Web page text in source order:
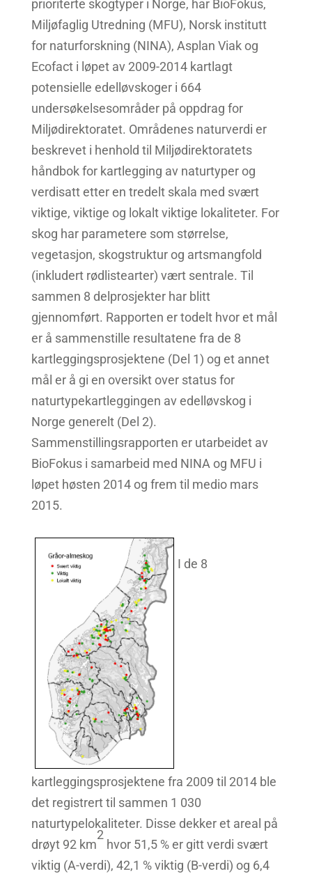
prioriterte skogtyper i Norge, har BioFokus,
Miljøfaglig Utredning (MFU), Norsk institutt
for naturforskning (NINA), Asplan Viak og
Ecofact i løpet av 2009-2014 kartlagt
potensielle edelløvskoger i 664
undersøkelsesområder på oppdrag for
Miljødirektoratet. Områdenes naturverdi er
beskrevet i henhold til Miljødirektoratets
håndbok for kartlegging av naturtyper og
verdisatt etter en tredelt skala med svært
viktige, viktige og lokalt viktige lokaliteter. For
skog har parametere som størrelse,
vegetasjon, skogstruktur og artsmangfold
(inkludert rødlistearter) vært sentrale. Til
sammen 8 delprosjekter har blitt
gjennomført. Rapporten er todelt hvor et mål
er å sammenstille resultatene fra de 8
kartleggingsprosjektene (Del 1) og et annet
mål er å gi en oversikt over status for
naturtypekartleggingen av edelløvskog i
Norge generelt (Del 2).
Sammenstillingsrapporten er utarbeidet av
BioFokus i samarbeid med NINA og MFU i
løpet høsten 2014 og frem til medio mars
2015.
I de 8
kartleggingsprosjektene fra 2009 til 2014 ble
det registrert til sammen 1 030
naturtypelokaliteter. Disse dekker et areal på
drøyt 92 km
2
hvor 51,5 % er gitt verdi svært
viktig (A-verdi), 42,1 % viktig (B-verdi) og 6,4